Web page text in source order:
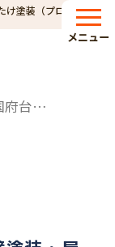
け塗装（プロタイム
メニュー
市川市国府台 S様邸 外壁塗装・屋根塗装に関する現場調査を行います！